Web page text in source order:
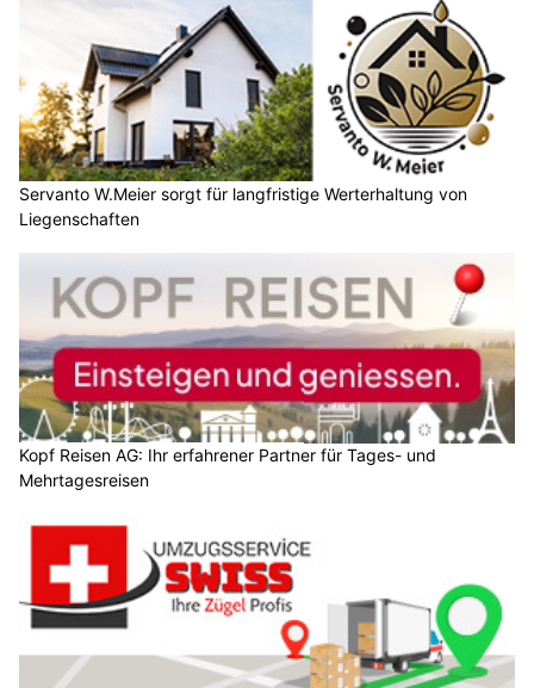
Servanto W.Meier sorgt für langfristige Werterhaltung von
Liegenschaften
Kopf Reisen AG: Ihr erfahrener Partner für Tages- und
Mehrtagesreisen